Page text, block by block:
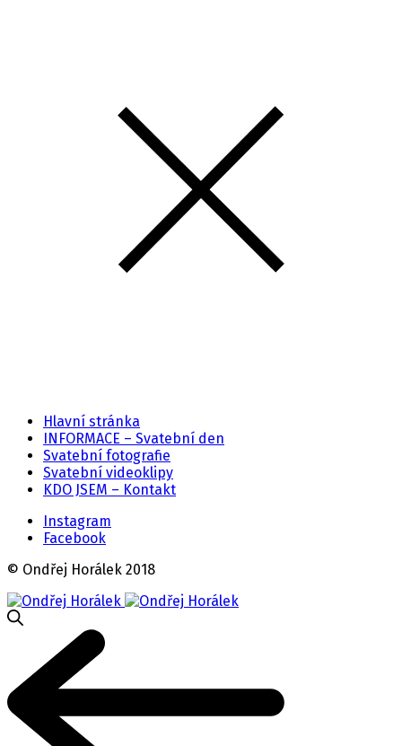
Hlavní stránka
INFORMACE – Svatební den
Svatební fotografie
Svatební videoklipy
KDO JSEM – Kontakt
Instagram
Facebook
© Ondřej Horálek 2018